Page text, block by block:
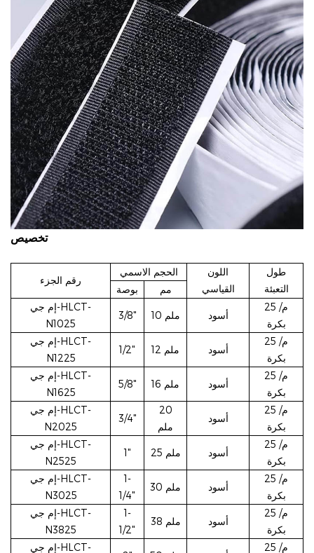
تخصيص
رقم الجزء
الحجم الاسمي
اللون
القياسي
طول
التعبئة
بوصة
مم
إم جي-HLCT-
N1025
3/8" 10 ملم أسود
25 م/
بكرة
إم جي-HLCT-
N1225
1/2" 12 ملم أسود
25 م/
بكرة
إم جي-HLCT-
N1625
5/8" 16 ملم أسود
25 م/
بكرة
إم جي-HLCT-
N2025
3/4"
20
ملم
أسود
25 م/
بكرة
إم جي-HLCT-
N2525
1" 25 ملم أسود
25 م/
بكرة
إم جي-HLCT-
N3025
1-
1/4"
30 ملم أسود
25 م/
بكرة
إم جي-HLCT-
N3825
1-
1/2"
38 ملم أسود
25 م/
بكرة
إم جي-HLCT-
25 م/